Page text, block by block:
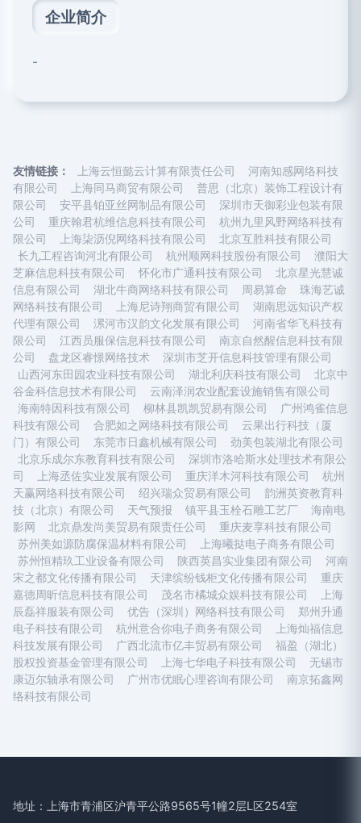
企业简介
-
友情链接： 上海云恒懿云计算有限责任公司
河南知感网络科技
有限公司
上海同马商贸有限公司
普思（北京）装饰工程设计有
限公司
安平县铂亚丝网制品有限公司
深圳市天御彩业包装有限
公司
重庆翰君杭维信息科技有限公司
杭州九里风野网络科技有
限公司
上海柒沥倪网络科技有限公司
北京互胜科技有限公司
长九工程咨询河北有限公司
杭州顺网科技股份有限公司
濮阳大
芝麻信息科技有限公司
怀化市广通科技有限公司
北京星光慧诚
信息有限公司
湖北牛商网络科技有限公司 周易算命
珠海艺诚
网络科技有限公司
上海尼诗翔商贸有限公司
湖南思远知识产权
代理有限公司
漯河市汉韵文化发展有限公司
河南省华飞科技有
限公司
江西员服保信息科技有限公司
南京自然醒信息科技有限
公司
盘龙区睿憬网络技术
深圳市芝开信息科技管理有限公司
山西河东田园农业科技有限公司
湖北利庆科技有限公司
北京中
谷金科信息技术有限公司
云南泽润农业配套设施销售有限公司
海南特因科技有限公司
柳林县凯凯贸易有限公司
广州鸿雀信息
科技有限公司
合肥如之网络科技有限公司
云果出行科技（厦
门）有限公司
东莞市日鑫机械有限公司
劲美包装湖北有限公司
北京乐成尔东教育科技有限公司
深圳市洛哈斯水处理技术有限公
司
上海丞佐实业发展有限公司 重庆洋木河科技有限公司
杭州
天赢网络科技有限公司
绍兴瑞众贸易有限公司
韵洲英资教育科
技（北京）有限公司
天气预报 镇平县玉栓石雕工艺厂
海南电
影网
北京鼎发尚美贸易有限责任公司
重庆麦享科技有限公司
苏州美如源防腐保温材料有限公司
上海曦挞电子商务有限公司
苏州恒精玖工业设备有限公司
陕西英昌实业集团有限公司
河南
宋之都文化传播有限公司
天津缤纷钱柜文化传播有限公司
重庆
嘉德周昕信息科技有限公司
茂名市橘城众娱科技有限公司
上海
辰磊祥服装有限公司
优告（深圳）网络科技有限公司
郑州升通
电子科技有限公司
杭州意合你电子商务有限公司
上海灿福信息
科技发展有限公司
广西北流市亿丰贸易有限公司
福盈（湖北）
股权投资基金管理有限公司
上海七华电子科技有限公司
无锡市
康迈尔轴承有限公司
广州市优眠心理咨询有限公司
南京拓鑫网
络科技有限公司
地址：上海市青浦区沪青平公路9565号1幢2层L区254室